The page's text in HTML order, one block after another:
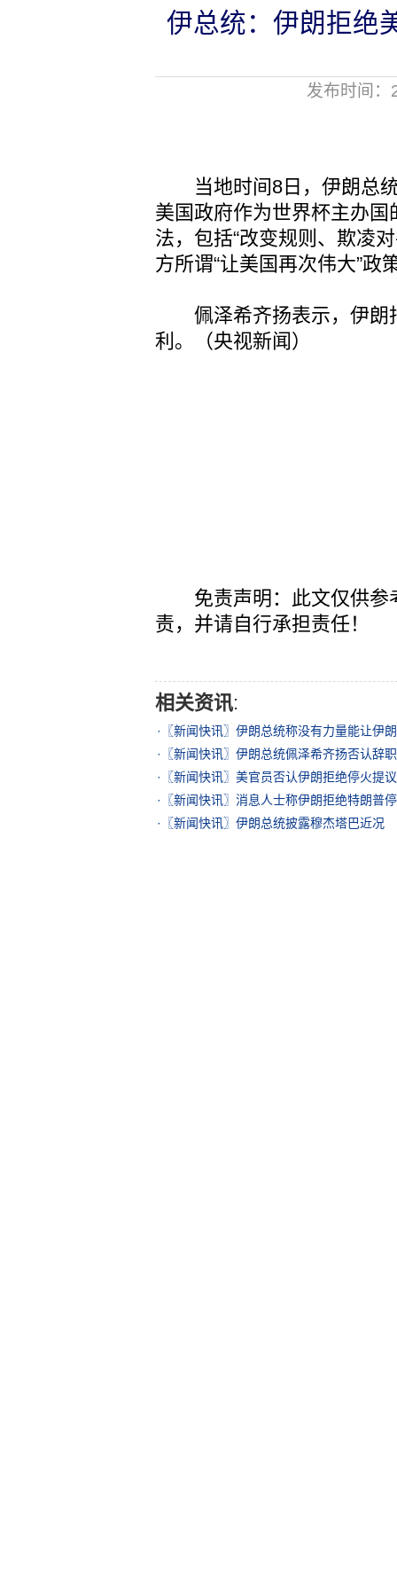
伊总统：伊朗拒绝
发布时间
当地时间8日，伊朗总统
美国政府作为世界杯主办
法，包括“改变规则、欺凌
方所谓“让美国再次伟大”政
佩泽希齐扬表示，伊朗
利。（央视新闻）
免责声明：此文仅供参
责，并请自行承担责任！
相关资讯:
·
〖新闻快讯〗伊朗总统称没有力量能让伊
·
〖新闻快讯〗伊朗总统佩泽希齐扬否认辞
·
〖新闻快讯〗美官员否认伊朗拒绝停火提议
·
〖新闻快讯〗消息人士称伊朗拒绝特朗普
·
〖新闻快讯〗伊朗总统披露穆杰塔巴近况